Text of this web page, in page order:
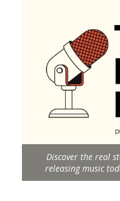
Discover the real
releasing music